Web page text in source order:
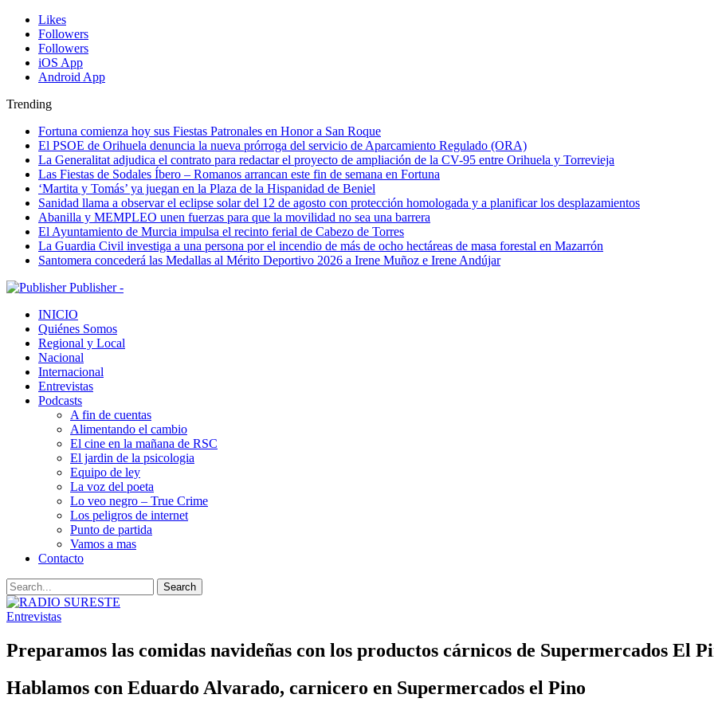
Likes
Followers
Followers
iOS App
Android App
Trending
Fortuna comienza hoy sus Fiestas Patronales en Honor a San Roque
El PSOE de Orihuela denuncia la nueva prórroga del servicio de Aparcamiento Regulado (ORA)
La Generalitat adjudica el contrato para redactar el proyecto de ampliación de la CV-95 entre Orihuela y Torrevieja
Las Fiestas de Sodales Íbero – Romanos arrancan este fin de semana en Fortuna
‘Martita y Tomás’ ya juegan en la Plaza de la Hispanidad de Beniel
Sanidad llama a observar el eclipse solar del 12 de agosto con protección homologada y a planificar los desplazamientos
Abanilla y MEMPLEO unen fuerzas para que la movilidad no sea una barrera
El Ayuntamiento de Murcia impulsa el recinto ferial de Cabezo de Torres
La Guardia Civil investiga a una persona por el incendio de más de ocho hectáreas de masa forestal en Mazarrón
Santomera concederá las Medallas al Mérito Deportivo 2026 a Irene Muñoz e Irene Andújar
Publisher -
INICIO
Quiénes Somos
Regional y Local
Nacional
Internacional
Entrevistas
Podcasts
A fin de cuentas
Alimentando el cambio
El cine en la mañana de RSC
El jardin de la psicologia
Equipo de ley
La voz del poeta
Lo veo negro – True Crime
Los peligros de internet
Punto de partida
Vamos a mas
Contacto
Entrevistas
Preparamos las comidas navideñas con los productos cárnicos de Supermercados El
Hablamos con Eduardo Alvarado, carnicero en Supermercados el Pino